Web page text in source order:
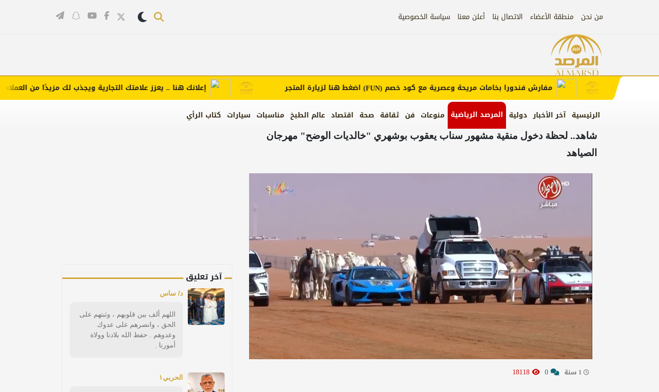
من نحن منطقة الأعضاء الاتصال بنا أعلن معنا سياسة الخصوصية
الرئيسية آخر الأخبار دولية المرصد الرياضية منوعات فن ثقافة صحة اقتصاد عالم الطبخ مناسبات سيارات كتاب الرأي
إعلانك هنا .. يعزز علامتك التجارية ويجذب لك مزيدًا من العملاء مفارش فندورا بخامات مريحة وعصرية مع كود خصم(FUN)اضغط هنا لزيارة المتجر
شاهد.. لحظة دخول منقية مشهور سناب يعقوب بوشهري "خالديات الوضح" مهرجان
الصياهد
آخر تعليق
د/ ساس
اللهم ألف بين قلوبهم ، وثبتهم على
الحق ، وانصرهم على عدوك
وعدوهم . حفظ الله بلادنا وولاة
أمورنا .
الحربي١